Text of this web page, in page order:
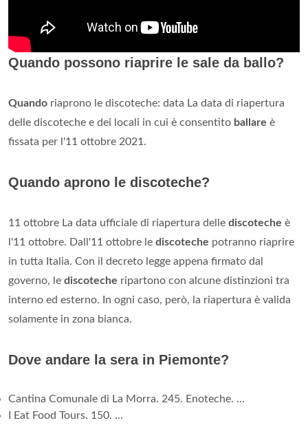
Quando possono riaprire le sale da ballo?
Quando riaprono le discoteche: data La data di riapertura
delle discoteche e dei locali in cui è consentito ballare è
fissata per l'11 ottobre 2021.
Quando aprono le discoteche?
11 ottobre La data ufficiale di riapertura delle discoteche è
l'11 ottobre. Dall'11 ottobre le discoteche potranno riaprire
in tutta Italia. Con il decreto legge appena firmato dal
governo, le discoteche ripartono con alcune distinzioni tra
interno ed esterno. In ogni caso, però, la riapertura è valida
solamente in zona bianca.
Dove andare la sera in Piemonte?
Cantina Comunale di La Morra. 245. Enoteche. ...
I Eat Food Tours. 150. ...